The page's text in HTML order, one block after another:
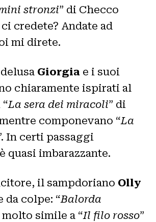
stronzi” di Checco
credete? Andate ad
mi direte.
Giorgia e i suoi
chiaramente ispirati al
La sera dei miracoli” di
componevano “La
In certi passaggi
quasi imbarazzante.
il sampdoriano Olly
da colpe: “Balorda
molto simile a “Il filo rosso”